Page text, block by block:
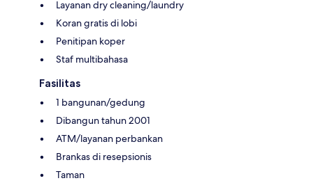
Layanan dry cleaning/laundry
Koran gratis di lobi
Penitipan koper
Staf multibahasa
Fasilitas
1 bangunan/gedung
Dibangun tahun 2001
ATM/layanan perbankan
Brankas di resepsionis
Taman